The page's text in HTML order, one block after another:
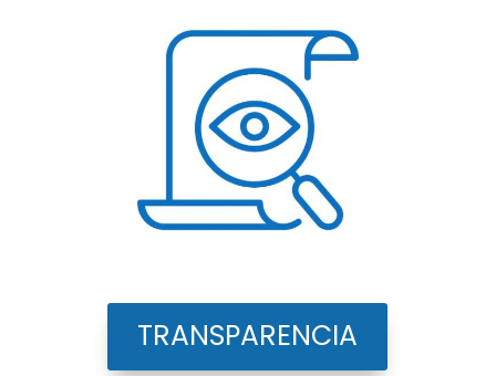
TRANSPARENCIA